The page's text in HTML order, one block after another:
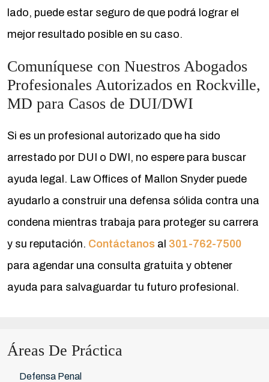
lado, puede estar seguro de que podrá lograr el
mejor resultado posible en su caso.
Comuníquese con Nuestros Abogados
Profesionales Autorizados en Rockville,
MD para Casos de DUI/DWI
Si es un profesional autorizado que ha sido
arrestado por DUI o DWI, no espere para buscar
ayuda legal. Law Offices of Mallon Snyder puede
ayudarlo a construir una defensa sólida contra una
condena mientras trabaja para proteger su carrera
y su reputación. Contáctanos al 301-762-7500
para agendar una consulta gratuita y obtener
ayuda para salvaguardar tu futuro profesional.
Áreas De Práctica
Defensa Penal